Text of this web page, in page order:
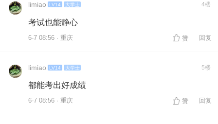
limiao LV14 大学士 4楼
考试也能静心
6-7 08:56 · 重庆 赞 回复
limiao LV14 大学士 5楼
都能考出好成绩
6-7 08:56 · 重庆 赞 回复